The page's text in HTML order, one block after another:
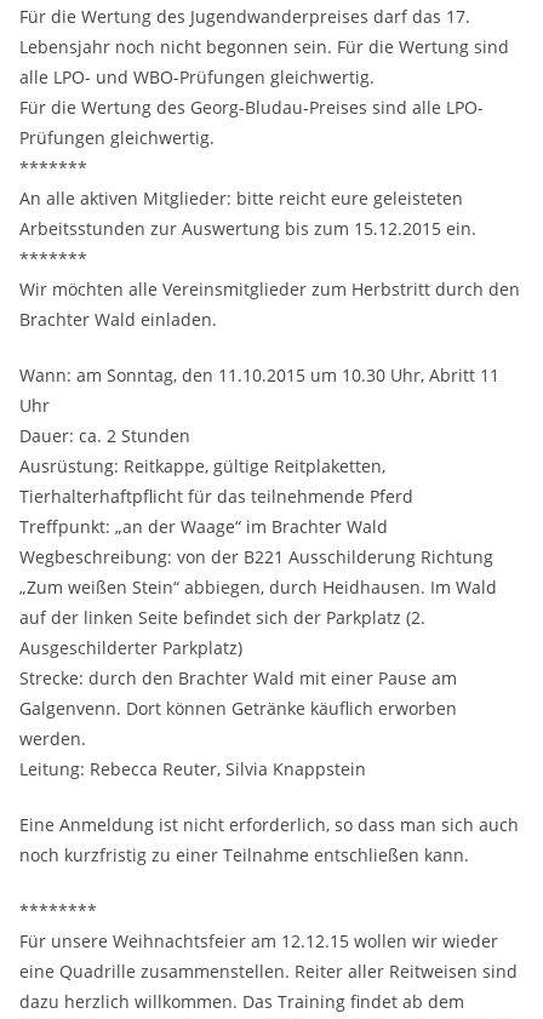
Für die Wertung des Jugendwanderpreises darf das 17.
Lebensjahr noch nicht begonnen sein. Für die Wertung sind
alle LPO- und WBO-Prüfungen gleichwertig.
Für die Wertung des Georg-Bludau-Preises sind alle LPO-
Prüfungen gleichwertig.
*******
An alle aktiven Mitglieder: bitte reicht eure geleisteten
Arbeitsstunden zur Auswertung bis zum 15.12.2015 ein.
*******
Wir möchten alle Vereinsmitglieder zum Herbstritt durch den
Brachter Wald einladen.
Wann: am Sonntag, den 11.10.2015 um 10.30 Uhr, Abritt 11
Uhr
Dauer: ca. 2 Stunden
Ausrüstung: Reitkappe, gültige Reitplaketten,
Tierhalterhaftpflicht für das teilnehmende Pferd
Treffpunkt: „an der Waage“ im Brachter Wald
Wegbeschreibung: von der B221 Ausschilderung Richtung
„Zum weißen Stein“ abbiegen, durch Heidhausen. Im Wald
auf der linken Seite befindet sich der Parkplatz (2.
Ausgeschilderter Parkplatz)
Strecke: durch den Brachter Wald mit einer Pause am
Galgenvenn. Dort können Getränke käuflich erworben
werden.
Leitung: Rebecca Reuter, Silvia Knappstein
Eine Anmeldung ist nicht erforderlich, so dass man sich auch
noch kurzfristig zu einer Teilnahme entschließen kann.
********
Für unsere Weihnachtsfeier am 12.12.15 wollen wir wieder
eine Quadrille zusammenstellen. Reiter aller Reitweisen sind
dazu herzlich willkommen. Das Training findet ab dem